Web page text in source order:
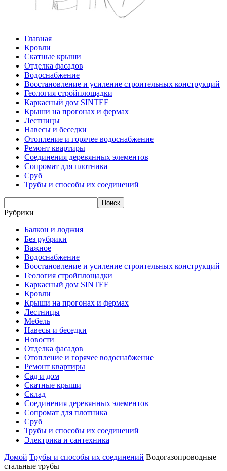
Главная
Кровли
Скатные крыши
Отделка фасадов
Водоснабжение
Восстановление и усиление строительных конструкций
Геология стройплощадки
Каркасный дом SINTEF
Крыши на прогонах и фермах
Лестницы
Навесы и беседки
Отопление и горячее водоснабжение
Ремонт квартиры
Соединения деревянных элементов
Сопромат для плотника
Сруб
Трубы и способы их соединений
Рубрики
Балкон и лоджия
Без рубрики
Важное
Водоснабжение
Восстановление и усиление строительных конструкций
Геология стройплощадки
Каркасный дом SINTEF
Кровли
Крыши на прогонах и фермах
Лестницы
Мебель
Навесы и беседки
Новости
Отделка фасадов
Отопление и горячее водоснабжение
Ремонт квартиры
Сад и дом
Скатные крыши
Склад
Соединения деревянных элементов
Сопромат для плотника
Сруб
Трубы и способы их соединений
Электрика и сантехника
Домой Трубы и способы их соединений Водогазопроводные
стальные трубы